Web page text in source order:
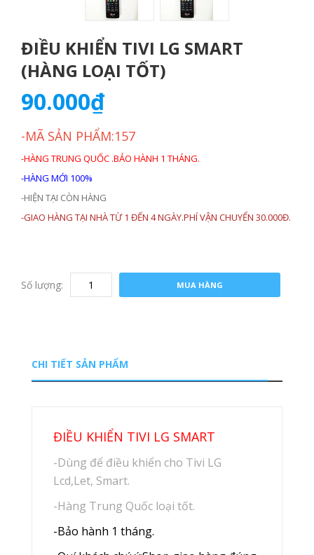
ĐIỀU KHIỂN TIVI LG SMART
(HÀNG LOẠI TỐT)
90.000₫
-MÃ SẢN PHẨM:157
-HÀNG TRUNG QUỐC .BẢO HÀNH 1 THÁNG.
-HÀNG MỚI 100%
-HIỆN TẠI CÒN HÀNG
-GIAO HÀNG TẠI NHÀ TỪ 1 ĐẾN 4 NGÀY.PHÍ VẬN CHUYỂN 30.000Đ.
Số lượng: MUA HÀNG
CHI TIẾT SẢN PHẨM
ĐIỀU KHIỂN TIVI LG SMART
-Dùng để điều khiển cho Tivi LG
Lcd,Let, Smart.
-Hàng Trung Quốc loại tốt.
-Bảo hành 1 tháng.